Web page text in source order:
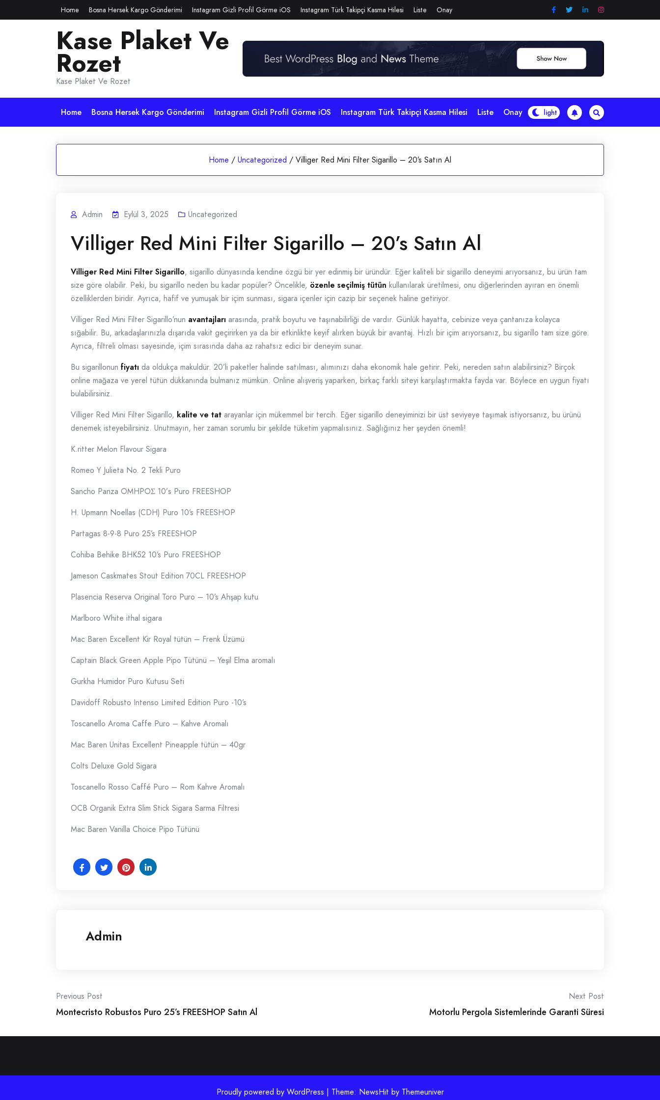
to
Home Bosna Hersek Kargo Gönderimi Instagram Gizli Profil Görme iOS Instagram Türk Takipçi Kasma Hilesi Liste Onay
Kase Plaket Ve
Rozet
Kase Plaket Ve Rozet
Home Bosna Hersek Kargo Gönderimi Instagram Gizli Profil Görme iOS Instagram Türk Takipçi Kasma Hilesi Liste Onay
Home / Uncategorized / Villiger Red Mini Filter Sigarillo – 20’s Satın Al
Admin Eylül 3, 2025 Uncategorized
Villiger Red Mini Filter Sigarillo – 20’s Satın Al
Villiger Red Mini Filter Sigarillo, sigarillo dünyasında kendine özgü bir yer edinmiş bir üründür. Eğer kaliteli bir sigarillo deneyimi arıyorsanız, bu ürün tam
size göre olabilir. Peki, bu sigarillo neden bu kadar popüler? Öncelikle, özenle seçilmiş tütün kullanılarak üretilmesi, onu diğerlerinden ayıran en önemli
özelliklerden biridir. Ayrıca, hafif ve yumuşak bir içim sunması, sigara içenler için cazip bir seçenek haline getiriyor.
Villiger Red Mini Filter Sigarillo’nun avantajları arasında, pratik boyutu ve taşınabilirliği de vardır. Günlük hayatta, cebinize veya çantanıza kolayca
sığabilir. Bu, arkadaşlarınızla dışarıda vakit geçirirken ya da bir etkinlikte keyif alırken büyük bir avantaj. Hızlı bir içim arıyorsanız, bu sigarillo tam size göre.
Ayrıca, filtreli olması sayesinde, içim sırasında daha az rahatsız edici bir deneyim sunar.
Bu sigarillonun fiyatı da oldukça makuldür. 20’li paketler halinde satılması, alımınızı daha ekonomik hale getirir. Peki, nereden satın alabilirsiniz? Birçok
online mağaza ve yerel tütün dükkanında bulmanız mümkün. Online alışveriş yaparken, birkaç farklı siteyi karşılaştırmakta fayda var. Böylece en uygun fiyatı
bulabilirsiniz.
Villiger Red Mini Filter Sigarillo, kalite ve tat arayanlar için mükemmel bir tercih. Eğer sigarillo deneyiminizi bir üst seviyeye taşımak istiyorsanız, bu ürünü
denemek isteyebilirsiniz. Unutmayın, her zaman sorumlu bir şekilde tüketim yapmalısınız. Sağlığınız her şeyden önemli!
K.ritter Melon Flavour Sigara
Romeo Y Julieta No. 2 Tekli Puro
Sancho Panza OMHPOΣ 10’s Puro FREESHOP
H. Upmann Noellas (CDH) Puro 10’s FREESHOP
Partagas 8-9-8 Puro 25’s FREESHOP
Cohiba Behike BHK52 10’s Puro FREESHOP
Jameson Caskmates Stout Edition 70CL FREESHOP
Plasencia Reserva Original Toro Puro – 10’s Ahşap kutu
Marlboro White ithal sigara
Mac Baren Excellent Kir Royal tütün – Frenk Üzümü
Captain Black Green Apple Pipo Tütünü – Yeşil Elma aromalı
Gurkha Humidor Puro Kutusu Seti
Davidoff Robusto Intenso Limited Edition Puro -10’s
Toscanello Aroma Caffe Puro – Kahve Aromalı
Mac Baren Unitas Excellent Pineapple tütün – 40gr
Colts Deluxe Gold Sigara
Toscanello Rosso Caffé Puro – Rom Kahve Aromalı
OCB Organik Extra Slim Stick Sigara Sarma Filtresi
Mac Baren Vanilla Choice Pipo Tütünü
Admin
Post
navigation
Previous Post
Montecristo Robustos Puro 25’s FREESHOP Satın Al
Next Post
Motorlu Pergola Sistemlerinde Garanti Süresi
Proudly powered by WordPress | Theme: NewsHit by Themeuniver